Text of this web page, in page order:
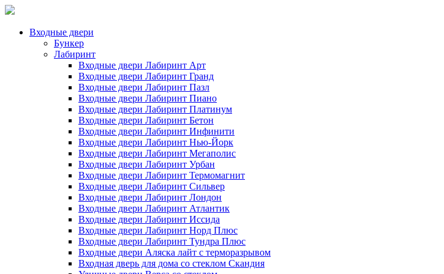
Входные двери
Бункер
Лабиринт
Входные двери Лабиринт Арт
Входные двери Лабиринт Гранд
Входные двери Лабиринт Пазл
Входные двери Лабиринт Пиано
Входные двери Лабиринт Платинум
Входные двери Лабиринт Бетон
Входные двери Лабиринт Инфинити
Входные двери Лабиринт Нью-Йорк
Входные двери Лабиринт Мегаполис
Входные двери Лабиринт Урбан
Входные двери Лабиринт Термомагнит
Входные двери Лабиринт Сильвер
Входные двери Лабиринт Лондон
Входные двери Лабиринт Атлантик
Входные двери Лабиринт Иссида
Входные двери Лабиринт Норд Плюс
Входные двери Лабиринт Тундра Плюс
Входные двери Аляска лайт с терморазрывом
Входная дверь для дома со стеклом Скандия